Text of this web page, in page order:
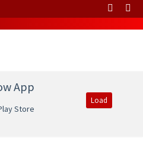
App
Store
Load